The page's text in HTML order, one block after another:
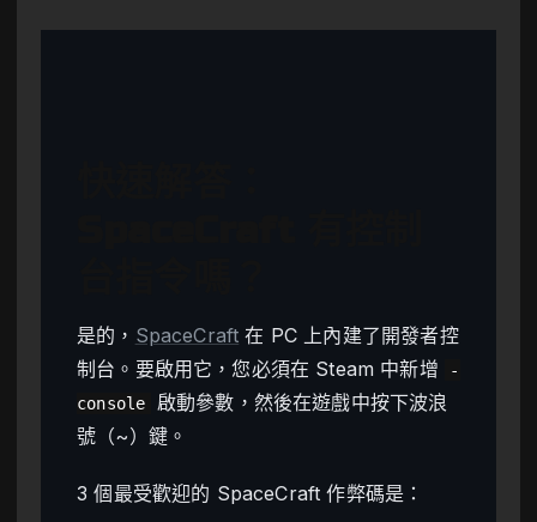
是的， SpaceCraft 在 PC 上內建了開發者控
制台。要啟用它，您必須在 Steam 中新增
-
console
啟動參數，然後在遊戲中按下波浪
號（~）鍵。
3 個最受歡迎的 SpaceCraft 作弊碼是：